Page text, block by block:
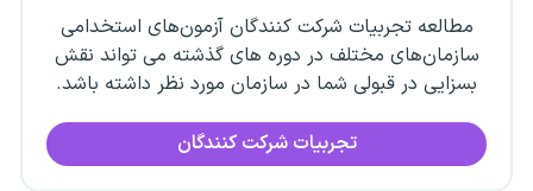
مطالعه تجربیات شرکت کنندگان آزمون‌های استخدامی
سازمان‌های مختلف در دوره های گذشته می تواند نقش
بسزایی در قبولی شما در سازمان مورد نظر داشته باشد.
تجربیات شرکت کنندگان